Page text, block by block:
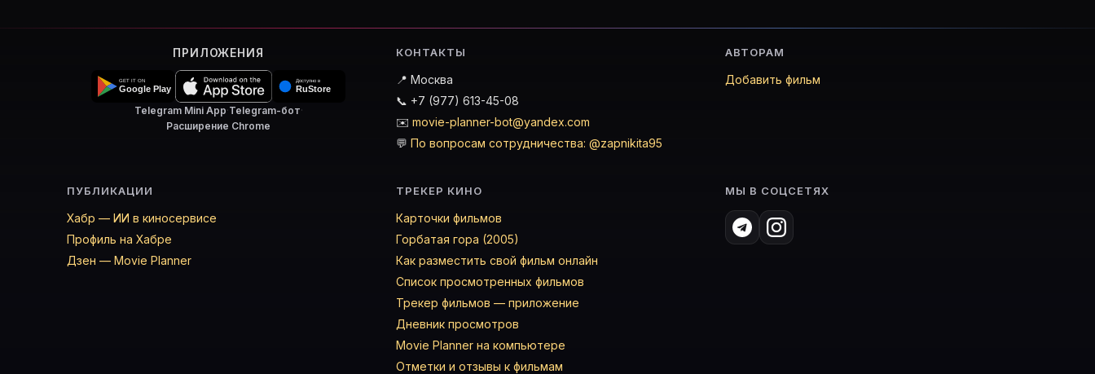
ПРИЛОЖЕНИЯ
Telegram Mini App·Telegram-бот·
Расширение Chrome
КОНТАКТЫ
📍 Москва
📞 +7 (977) 613-45-08
✉️ movie-planner-bot@yandex.com
💬 По вопросам сотрудничества: @zapnikita95
АВТОРАМ
Добавить фильм
ПУБЛИКАЦИИ
Хабр — ИИ в киносервисе
Профиль на Хабре
Дзен — Movie Planner
ТРЕКЕР КИНО
Карточки фильмов
Горбатая гора (2005)
Как разместить свой фильм онлайн
Список просмотренных фильмов
Трекер фильмов — приложение
Дневник просмотров
Movie Planner на компьютере
Отметки и отзывы к фильмам
МЫ В СОЦСЕТЯХ